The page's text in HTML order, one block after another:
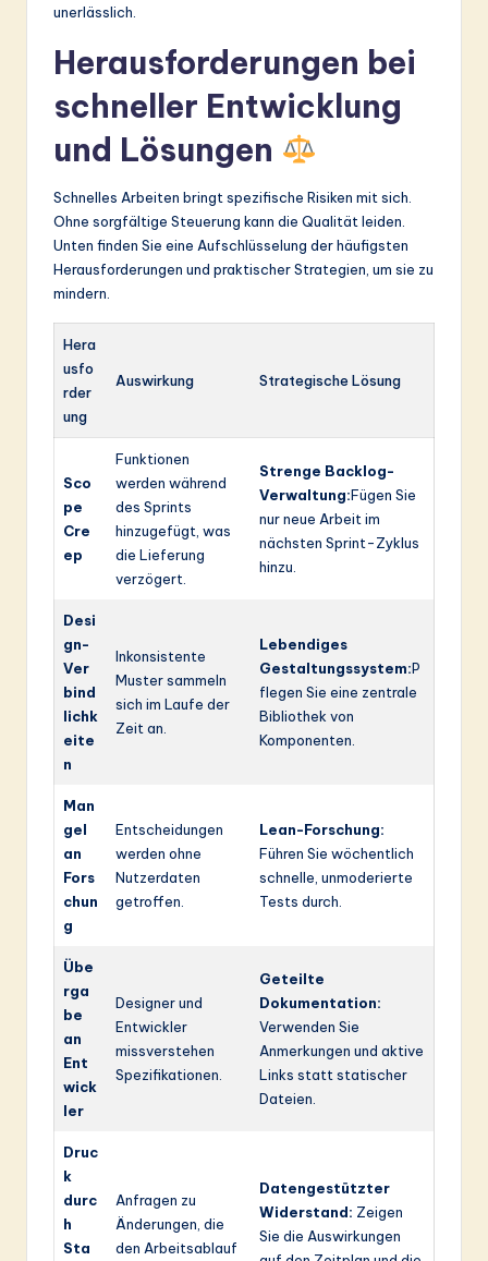
unerlässlich.
Herausforderungen bei
schneller Entwicklung
und Lösungen
Schnelles Arbeiten bringt spezifische Risiken mit sich.
Ohne sorgfältige Steuerung kann die Qualität leiden.
Unten finden Sie eine Aufschlüsselung der häufigsten
Herausforderungen und praktischer Strategien, um sie zu
mindern.
Hera
usfo
rder
ung
Auswirkung Strategische Lösung
Sco
pe
Cre
ep
Funktionen
werden während
des Sprints
hinzugefügt, was
die Lieferung
verzögert.
Strenge Backlog-
Verwaltung:Fügen Sie
nur neue Arbeit im
nächsten Sprint-Zyklus
hinzu.
Desi
gn-
Ver
bind
lichk
eite
n
Inkonsistente
Muster sammeln
sich im Laufe der
Zeit an.
Lebendiges
Gestaltungssystem:P
flegen Sie eine zentrale
Bibliothek von
Komponenten.
Man
gel
an
Fors
chun
g
Entscheidungen
werden ohne
Nutzerdaten
getroffen.
Lean-Forschung:
Führen Sie wöchentlich
schnelle, unmoderierte
Tests durch.
Übe
rga
be
an
Ent
wick
ler
Designer und
Entwickler
missverstehen
Spezifikationen.
Geteilte
Dokumentation:
Verwenden Sie
Anmerkungen und aktive
Links statt statischer
Dateien.
Druc
k
durc
h
Sta
Anfragen zu
Änderungen, die
den Arbeitsablauf
Datengestützter
Widerstand: Zeigen
Sie die Auswirkungen